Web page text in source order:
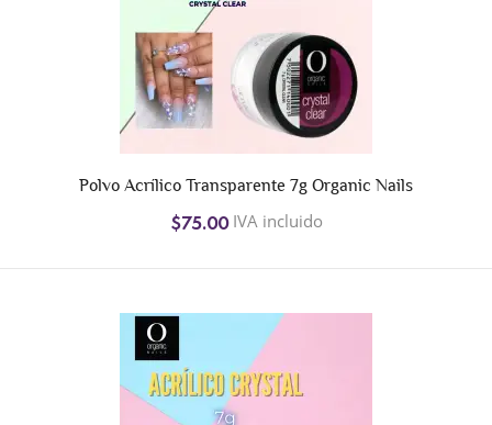
Polvo Acrílico Transparente 7g Organic Nails
$75.00IVA incluido